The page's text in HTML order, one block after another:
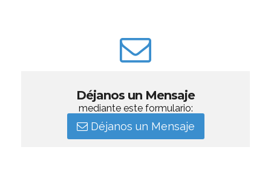
Déjanos un Mensaje
mediante este formulario:
Déjanos un Mensaje